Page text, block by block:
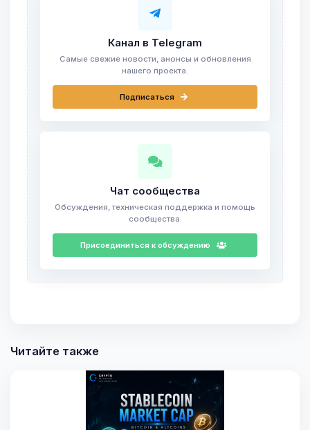
Канал в Telegram
Самые свежие новости, анонсы и обновления
нашего проекта.
Подписаться
Чат сообщества
Обсуждения, техническая поддержка и помощь
сообщества.
Присоединиться к обсуждению
Читайте также